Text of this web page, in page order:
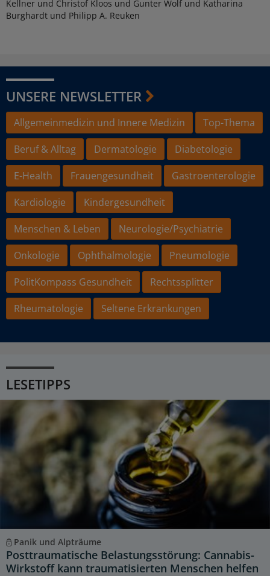
Kellner und Christof Kloos und Gunter Wolf und Katharina
Burghardt und Philipp A. Reuken
UNSERE NEWSLETTER
Allgemeinmedizin und Innere Medizin
Top-Thema
Beruf & Alltag
Dermatologie
Diabetologie
E-Health
Frauengesundheit
Gastroenterologie
Kardiologie
Kindergesundheit
Menschen & Leben
Neurologie/Psychiatrie
Onkologie
Ophthalmologie
Pneumologie
PolitKompass Gesundheit
Rechtssplitter
Rheumatologie
Seltene Erkrankungen
LESETIPPS
Panik und Alpträume
Posttraumatische Belastungsstörung: Cannabis-
Wirkstoff kann traumatisierten Menschen helfen